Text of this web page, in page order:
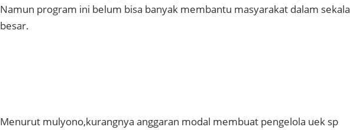
Namun program ini belum bisa banyak membantu masyarakat dalam sekala
besar.
Menurut mulyono,kurangnya anggaran modal membuat pengelola uek sp